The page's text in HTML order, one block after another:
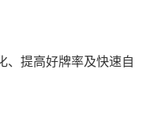
、提高好牌率及快速自